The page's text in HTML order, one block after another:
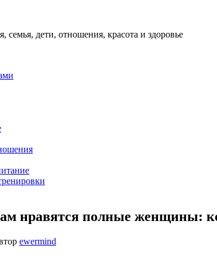
семья, дети, отношения, красота и здоровье
нравятся полные женщины:
ewermind